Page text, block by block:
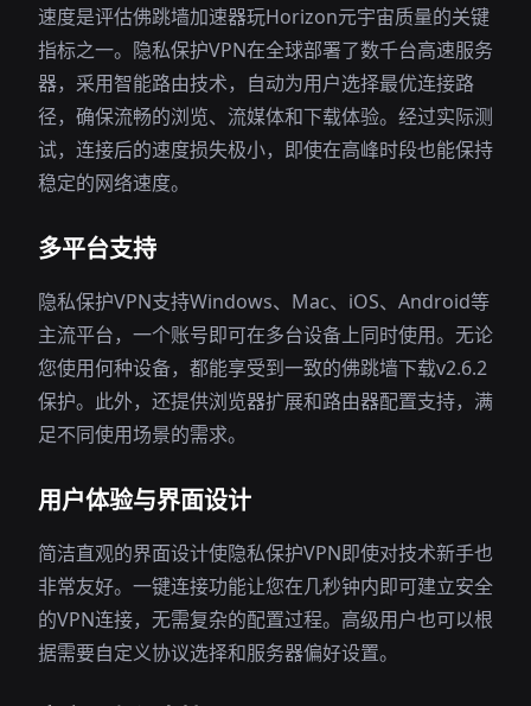
速度是评估佛跳墙加速器玩Horizon元宇宙质量的关键
指标之一。隐私保护VPN在全球部署了数千台高速服务
器，采用智能路由技术，自动为用户选择最优连接路
径，确保流畅的浏览、流媒体和下载体验。经过实际测
试，连接后的速度损失极小，即使在高峰时段也能保持
稳定的网络速度。
多平台支持
隐私保护VPN支持Windows、Mac、iOS、Android等
主流平台，一个账号即可在多台设备上同时使用。无论
您使用何种设备，都能享受到一致的佛跳墙下载v2.6.2
保护。此外，还提供浏览器扩展和路由器配置支持，满
足不同使用场景的需求。
用户体验与界面设计
简洁直观的界面设计使隐私保护VPN即使对技术新手也
非常友好。一键连接功能让您在几秒钟内即可建立安全
的VPN连接，无需复杂的配置过程。高级用户也可以根
据需要自定义协议选择和服务器偏好设置。